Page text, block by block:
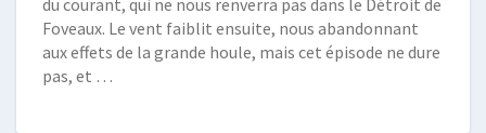
Foveaux. Le vent faiblit ensuite, nous abandonnant
aux effets de la grande houle, mais cet épisode ne dure
pas, et …